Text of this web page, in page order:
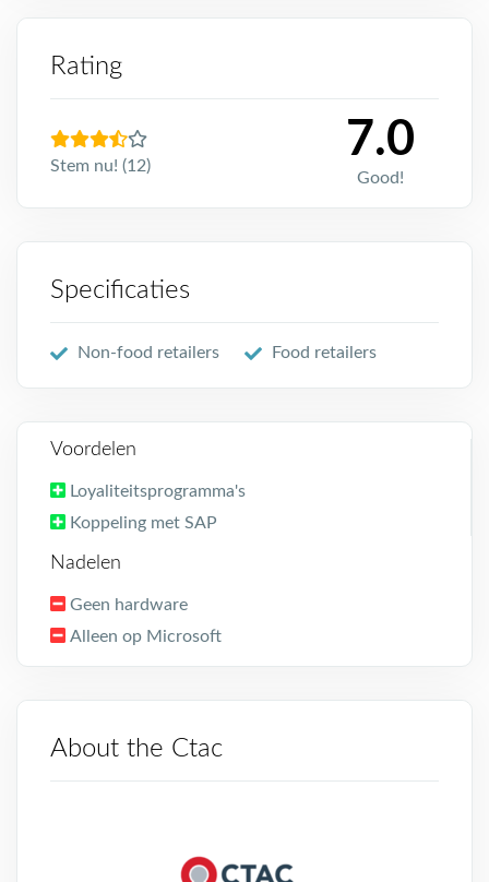
Rating
Stem nu! (12)
7.0
Good!
Specificaties
Non-food retailers Food retailers
Voordelen
Loyaliteitsprogramma's
Koppeling met SAP
Nadelen
Geen hardware
Alleen op Microsoft
About the Ctac